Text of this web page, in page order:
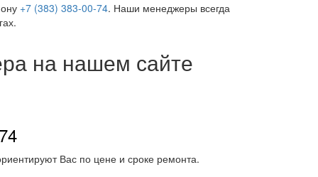
+7 (383) 383-00-74. Наши менеджеры всегда
на нашем сайте
Вас по цене и сроке ремонта.